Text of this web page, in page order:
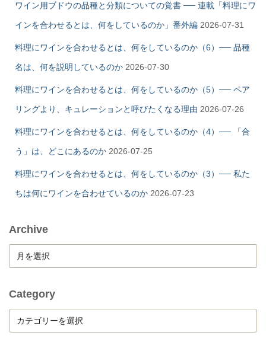
ワイン用ブドウの品種と分類についての覚書 ── 連載「料理にワ
インを合わせるとは、何をしているのか」番外編 2026-07-31
料理にワインを合わせるとは、何をしているのか（6）── 品種
名は、何を説明しているのか 2026-07-30
料理にワインを合わせるとは、何をしているのか（5）── ペア
リングより、キュレーションと呼びたくなる理由 2026-07-26
料理にワインを合わせるとは、何をしているのか（4）── 「合
う」は、どこにあるのか 2026-07-25
料理にワインを合わせるとは、何をしているのか（3）── 私た
ちは何にワインを合わせているのか 2026-07-23
Archive
h
Category